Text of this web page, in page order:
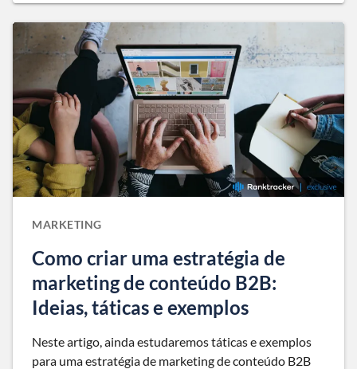
MARKETING
Como criar uma estratégia de
marketing de conteúdo B2B:
Ideias, táticas e exemplos
Neste artigo, ainda estudaremos táticas e exemplos
para uma estratégia de marketing de conteúdo B2B